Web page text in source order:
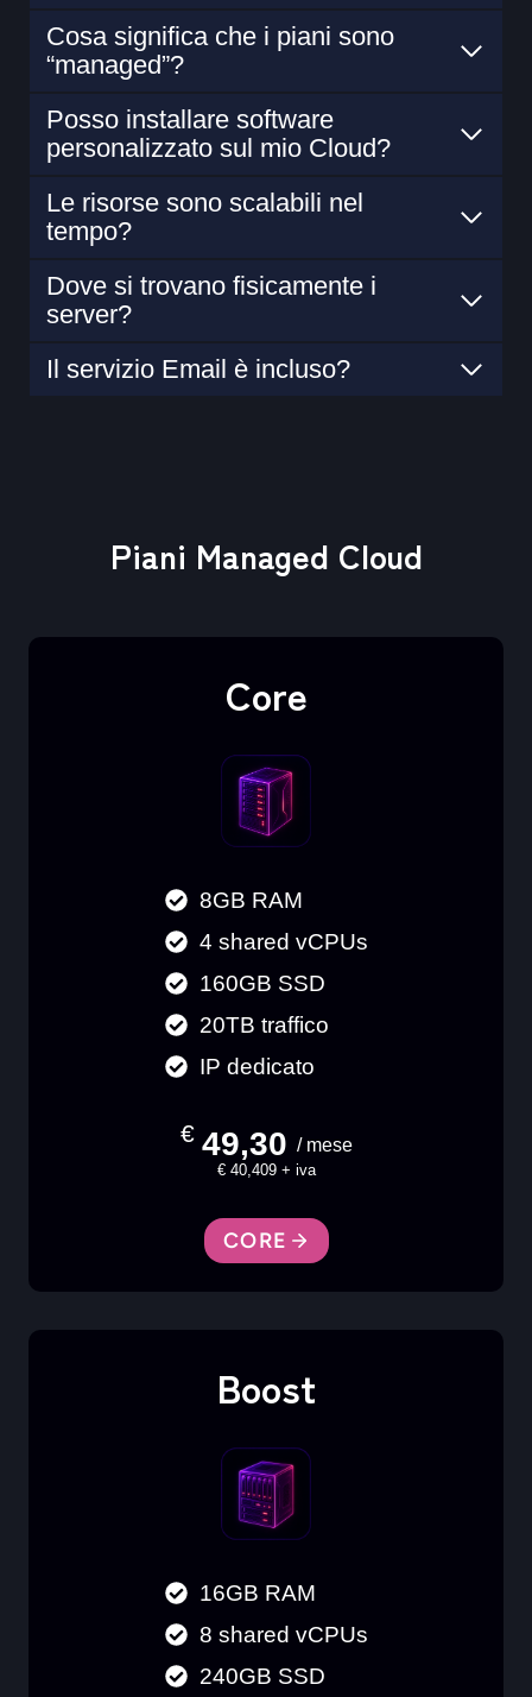
Cosa significa che i piani sono
“managed”?
Posso installare software
personalizzato sul mio Cloud?
Le risorse sono scalabili nel
tempo?
Dove si trovano fisicamente i
server?
Il servizio Email è incluso?
Piani Managed Cloud
Core
8GB RAM
4 shared vCPUs
160GB SSD
20TB traffico
IP dedicato
€ 49,30 / mese
€ 40,409 + iva
CORE
Boost
16GB RAM
8 shared vCPUs
240GB SSD